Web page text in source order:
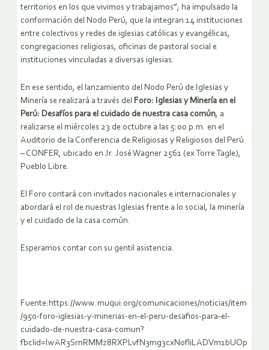
territorios en los que vivimos y trabajamos”; ha impulsado la
conformación del Nodo Perú, que la integran 14 instituciones
entre colectivos y redes de iglesias católicas y evangélicas,
congregaciones religiosas, oficinas de pastoral social e
instituciones vinculadas a diversas iglesias.
En ese sentido, el lanzamiento del Nodo Perú de Iglesias y
Minería se realizará a través del Foro: Iglesias y Minería en el
Perú: Desafíos para el cuidado de nuestra casa común, a
realizarse el miércoles 23 de octubre a las 5:00 p.m. en el
Auditorio de la Conferencia de Religiosas y Religiosos del Perú
– CONFER, ubicado en Jr. José Wagner 2561 (ex Torre Tagle),
Pueblo Libre.
El Foro contará con invitados nacionales e internacionales y
abordará el rol de nuestras Iglesias frente a lo social, la minería
y el cuidado de la casa común.
Esperamos contar con su gentil asistencia.
Fuente:https://www.muqui.org/comunicaciones/noticias/item
/950-foro-iglesias-y-minerias-en-el-peru-desafios-para-el-
cuidado-de-nuestra-casa-comun?
fbclid=IwAR3SrnRMMz8RXPLvfN3mg3cxNofliLADVm1bUOp